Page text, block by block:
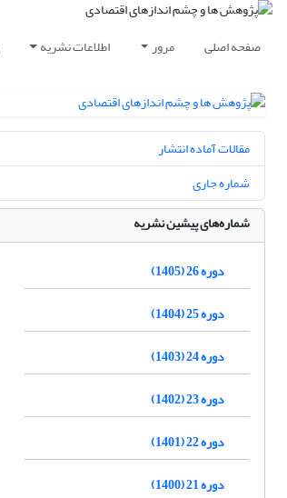
صفحه اصلی مرور اطلاعات نشریه
مقالات آماده انتشار
شماره جاری
شماره‌های پیشین نشریه
دوره 26 (1405)
دوره 25 (1404)
دوره 24 (1403)
دوره 23 (1402)
دوره 22 (1401)
دوره 21 (1400)